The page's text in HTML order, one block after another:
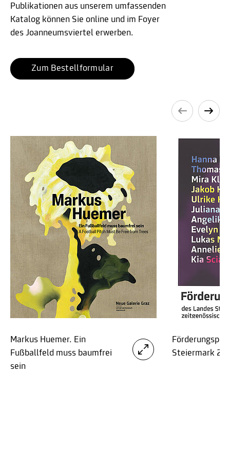
Publikationen aus unserem umfassenden
Katalog können Sie online und im Foyer
des Joanneumsviertel erwerben.
Zum Bestellformular
Markus Huemer. Ein
Fußballfeld muss baumfrei
sein
Steiermark